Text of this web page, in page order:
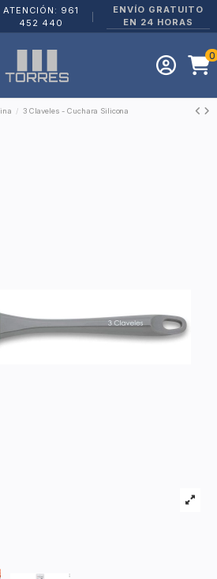
ATENCIÓN: 961
452 440
ENVÍO GRATUITO
EN 24 HORAS
0
3 Claveles - Cuchara Silicona